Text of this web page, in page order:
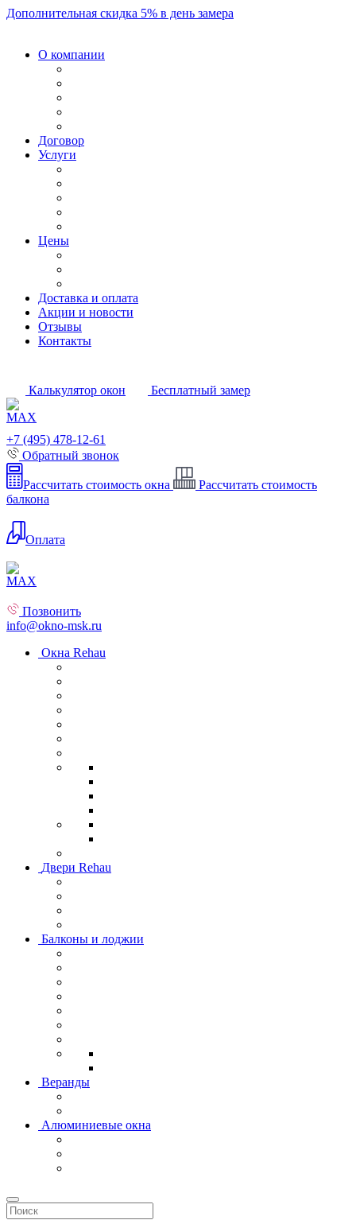
Дополнительная скидка 5% в день замера
О компании
Договор
Услуги
Цены
Доставка и оплата
Акции и новости
Отзывы
Контакты
Калькулятор окон Бесплатный замер
+7 (495) 478-12-61
Обратный звонок
Рассчитать стоимость окна
Рассчитать стоимость
балкона
Оплата
Позвонить
info@okno-msk.ru
Окна Rehau
Двери Rehau
Балконы и лоджии
Веранды
Алюминиевые окна